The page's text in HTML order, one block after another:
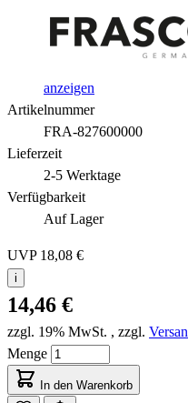
anzeigen
Artikelnummer
FRA-827600000
Lieferzeit
2-5 Werktage
Verfügbarkeit
Auf Lager
UVP 18,08 €
i
14,46 €
zzgl. 19% MwSt. , zzgl.
Menge
In den Warenkorb